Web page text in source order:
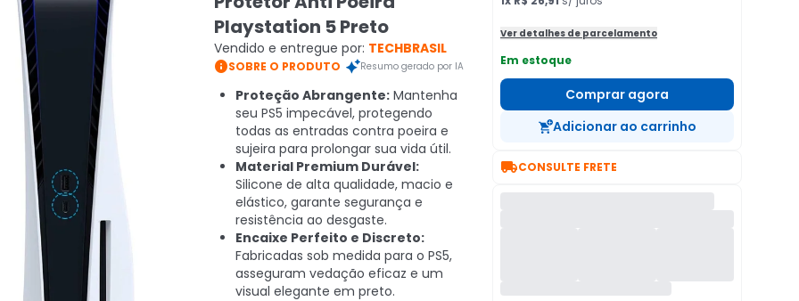
Playstation 5 Preto
Vendido e entregue por: TECHBRASIL
SOBRE O PRODUTO Resumo gerado por IA
Proteção Abrangente: Mantenha
seu PS5 impecável, protegendo
todas as entradas contra poeira e
sujeira para prolongar sua vida útil.
Material Premium Durável:
Silicone de alta qualidade, macio e
elástico, garante segurança e
resistência ao desgaste.
Encaixe Perfeito e Discreto:
Fabricadas sob medida para o PS5,
asseguram vedação eficaz e um
visual elegante em preto.
Ver detalhes de parcelamento
Em estoque
Comprar agora
Adicionar ao carrinho
CONSULTE FRETE